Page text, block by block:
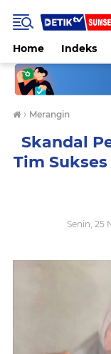
Home Indeks
› Merangin
Skandal
Tim
Senin, 25